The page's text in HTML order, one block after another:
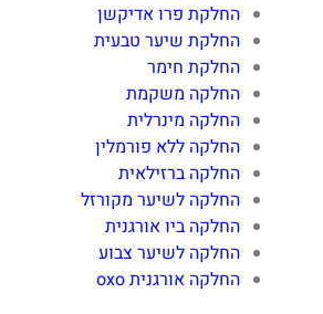
החלקת פרו אדיקשן
החלקת שיער טבעית
החלקת חימר
החלקה משקמת
החלקה מינרלית
החלקה ללא פורמלין
החלקה ברזילאית
החלקה לשיער מקורזל
החלקה ביו אורגנית
החלקה לשיער צבוע
החלקה אורגנית oxo